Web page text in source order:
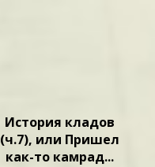
История кладов
(ч.7), или Пришел
как-то камрад...